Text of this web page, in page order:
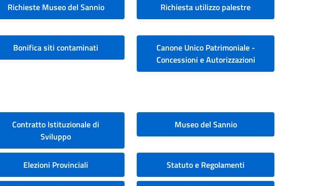
Richieste Museo del Sannio Richiesta utilizzo palestre
Bonifica siti contaminati
Canone Unico Patrimoniale -
Concessioni e Autorizzazioni
Contratto Istituzionale di
Sviluppo
Museo del Sannio
Elezioni Provinciali Statuto e Regolamenti